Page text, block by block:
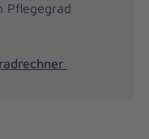
Pflegegrad